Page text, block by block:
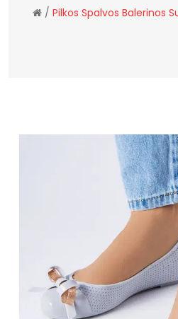
/ Pilkos Spalvos Balerinos